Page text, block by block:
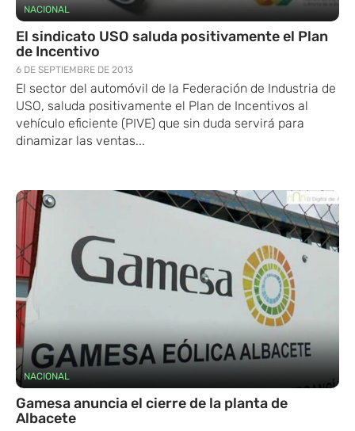
NACIONAL
El sindicato USO saluda positivamente el Plan
de Incentivo
6 DE SEPTIEMBRE DE 2013
El sector del automóvil de la Federación de Industria de
USO, saluda positivamente el Plan de Incentivos al
vehículo eficiente (PIVE) que sin duda servirá para
dinamizar las ventas...
NACIONAL
Gamesa anuncia el cierre de la planta de
Albacete